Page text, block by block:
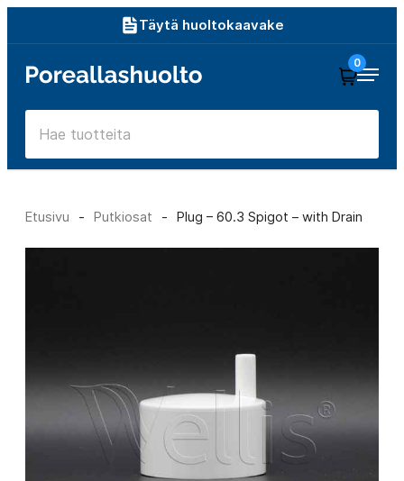
sisältöön
Täytä huoltokaavake
Poreallashuolto
0
Etusivu - Putkiosat - Plug – 60.3 Spigot – with Drain